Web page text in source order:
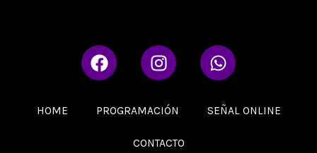
F
a
e
I
n
t
g
W
h
t
HOME PROGRAMACIÓN SEÑAL ONLINE
CONTACTO